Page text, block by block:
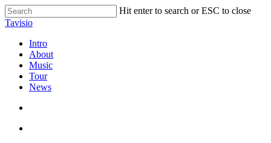
Skip
to
content
Hit enter to search or ESC to close
Close
Tavisio
search
Menu
Intro
About
Music
Tour
News